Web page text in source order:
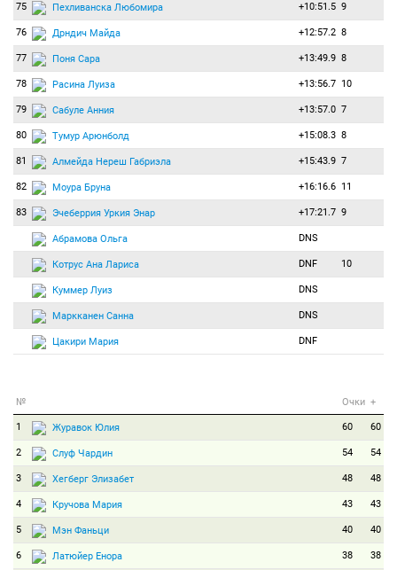
75 Пехливанска Любомира +10:51.5 9
76 Дрндич Майда +12:57.2 8
77 Поня Сара +13:49.9 8
78 Расина Луиза +13:56.7 10
79 Сабуле Анния +13:57.0 7
80 Тумур Арюнболд +15:08.3 8
81 Алмейда Нереш Габриэла +15:43.9 7
82 Моура Бруна +16:16.6 11
83 Эчеберрия Уркия Энар +17:21.7 9
Абрамова Ольга DNS
Котрус Ана Лариса DNF 10
Куммер Луиз DNS
Маркканен Санна DNS
Цакири Мария DNF
№ Очки +
1 Журавок Юлия 60 60
2 Слуф Чардин 54 54
3 Хегберг Элизабет 48 48
4 Кручова Мария 43 43
5 Мэн Фаньци 40 40
6 Латюйер Енора 38 38